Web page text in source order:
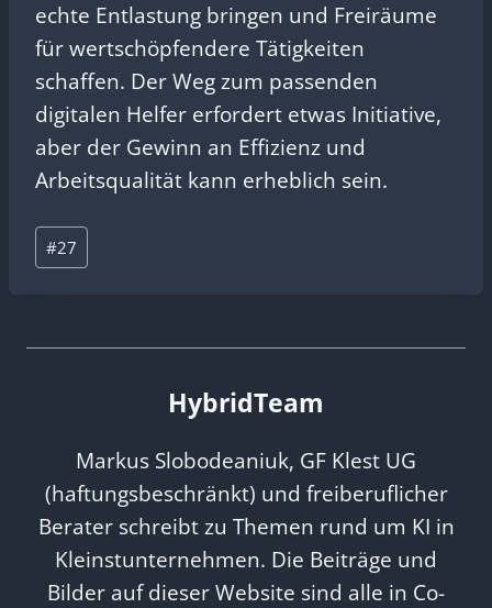
echte Entlastung bringen und Freiräume
für wertschöpfendere Tätigkeiten
schaffen. Der Weg zum passenden
digitalen Helfer erfordert etwas Initiative,
aber der Gewinn an Effizienz und
Arbeitsqualität kann erheblich sein.
Schlagworte:
#27
HybridTeam
Markus Slobodeaniuk, GF Klest UG
(haftungsbeschränkt) und freiberuflicher
Berater schreibt zu Themen rund um KI in
Kleinstunternehmen. Die Beiträge und
Bilder auf dieser Website sind alle in Co-